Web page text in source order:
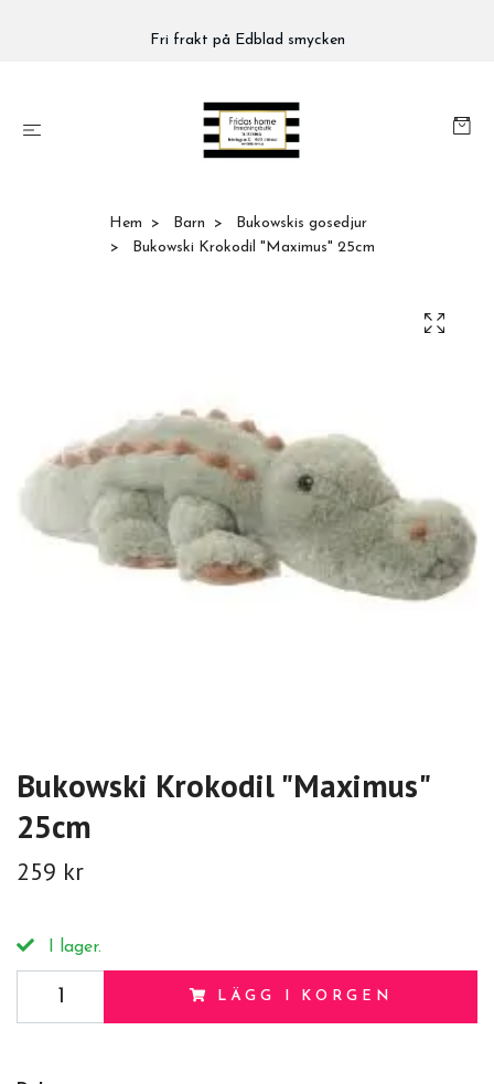
Fri frakt på Edblad smycken
Hem Barn
Bukowskis gosedjur
Bukowski Krokodil "Maximus" 25cm
Bukowski Krokodil "Maximus"
25cm
259 kr
I lager.
LÄGG I KORGEN